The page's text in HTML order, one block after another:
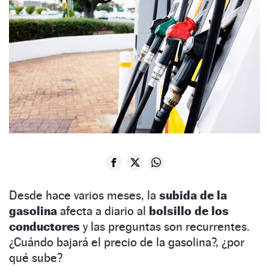
Desde hace varios meses, la subida de la
gasolina afecta a diario al bolsillo de los
conductores y las preguntas son recurrentes.
¿Cuándo bajará el precio de la gasolina?, ¿por
qué sube?